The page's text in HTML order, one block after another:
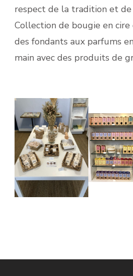
respect de la tradition et de
Collection de bougie en cire
des fondants aux parfums
main avec des produits de